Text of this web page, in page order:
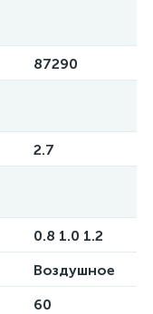
87290
2.7
0.8 1.0 1.2
Воздушное
60